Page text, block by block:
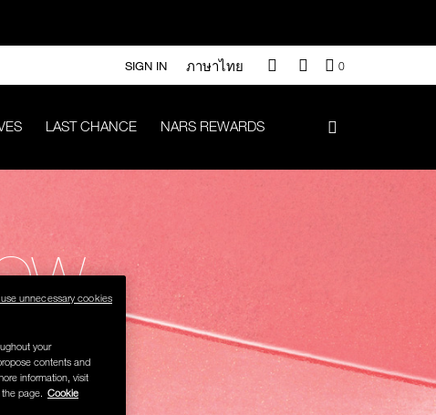
.-
ml #Vanilla มูลค่า 700 .-
Giptok มูลค่า 690.-
SIGN IN ภาษาไทย
QUANTITY
0
LAST CHANCE NARS REWARDS
your
contents and
information, visit
page.
Cookie
unnecessary cookies